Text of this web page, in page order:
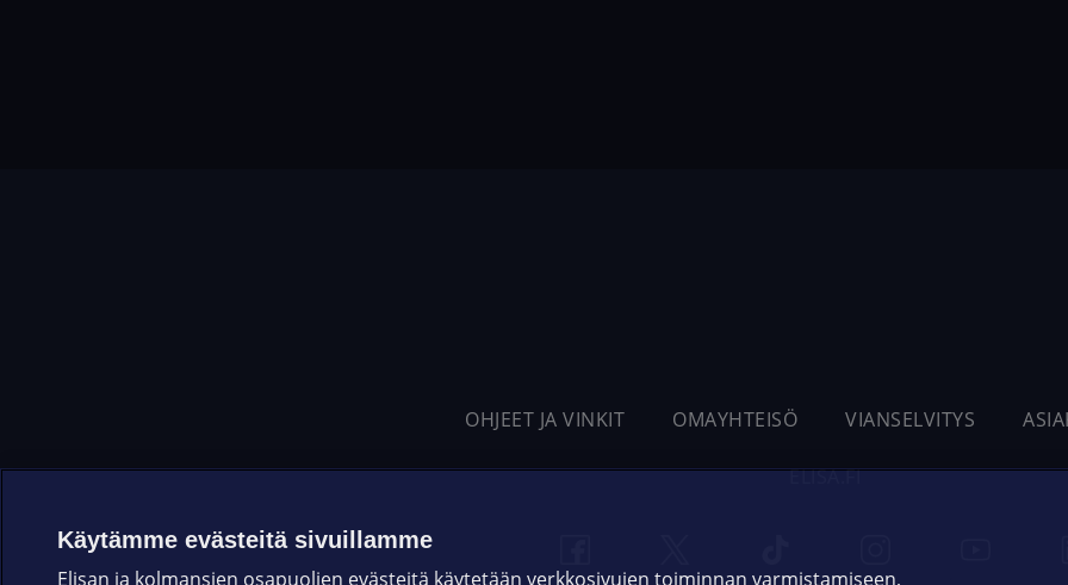
OHJEET JA VINKIT OMAYHTEISÖ VIANSELVITYS
ELISA.FI
Käytämme evästeitä sivuillamme
Elisan ja kolmansien osapuolien evästeitä käytetään verkkosivujen toiminnan varmistamiseen,